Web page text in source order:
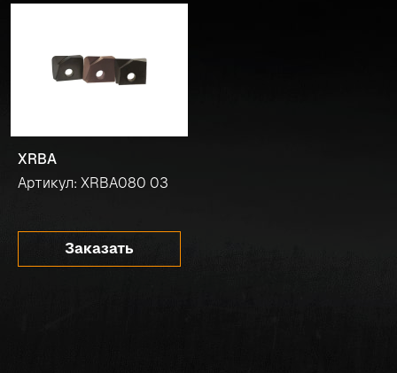
XRBA
Артикул: XRBA080 03
Заказать